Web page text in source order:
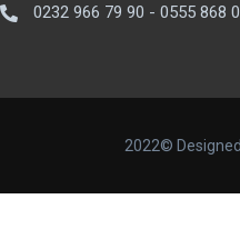
0232 966 79 90 - 0555 868
2022©